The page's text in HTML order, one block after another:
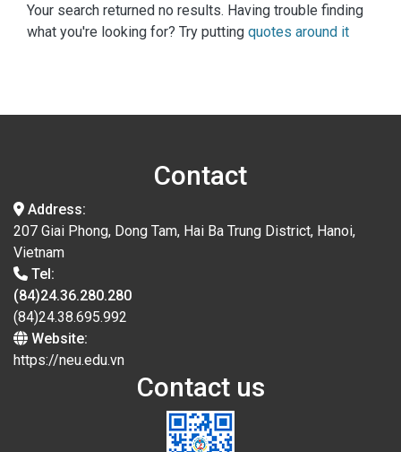
Your search returned no results. Having trouble finding
what you're looking for? Try putting quotes around it
Contact
Address:
207 Giai Phong, Dong Tam, Hai Ba Trung District, Hanoi,
Vietnam
Tel:
(84)24.36.280.280
(84)24.38.695.992
Website:
https://neu.edu.vn
Contact us